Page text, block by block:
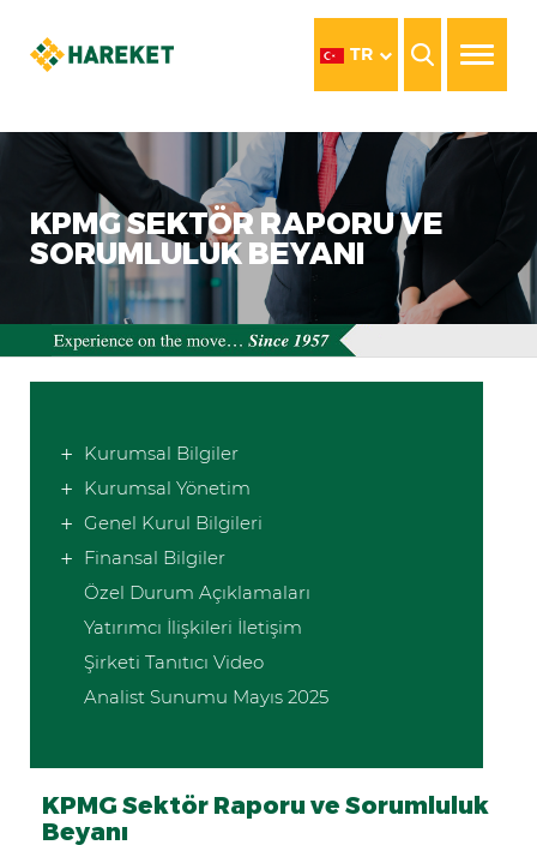
TR
KPMG SEKTÖR RAPORU VE
SORUMLULUK BEYANI
Kurumsal Bilgiler
Kurumsal Yönetim
Genel Kurul Bilgileri
Finansal Bilgiler
Özel Durum Açıklamaları
Yatırımcı İlişkileri İletişim
Şirketi Tanıtıcı Video
Analist Sunumu Mayıs 2025
KPMG Sektör Raporu ve Sorumluluk
Beyanı